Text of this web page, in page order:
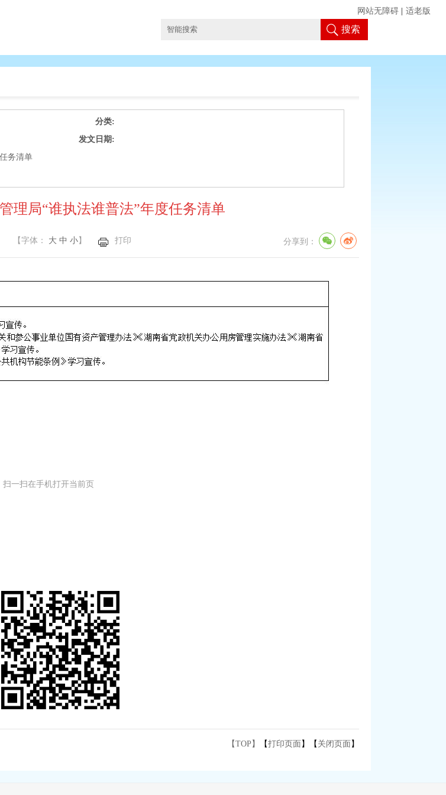
网站无障碍 适老版
搜索
分类:
发文日期:
务清单
理局“谁执法谁普法”年度任务清单
【字体： 大 中 小】 打印 分享到：
扫一扫在手机打开当前页
【TOP】 【打印页面 】【 关闭页面 】